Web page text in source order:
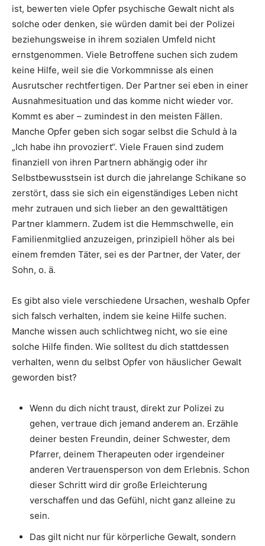
ist, bewerten viele Opfer psychische Gewalt nicht als
solche oder denken, sie würden damit bei der Polizei
beziehungsweise in ihrem sozialen Umfeld nicht
ernstgenommen. Viele Betroffene suchen sich zudem
keine Hilfe, weil sie die Vorkommnisse als einen
Ausrutscher rechtfertigen. Der Partner sei eben in einer
Ausnahmesituation und das komme nicht wieder vor.
Kommt es aber – zumindest in den meisten Fällen.
Manche Opfer geben sich sogar selbst die Schuld à la
„Ich habe ihn provoziert“. Viele Frauen sind zudem
finanziell von ihren Partnern abhängig oder ihr
Selbstbewusstsein ist durch die jahrelange Schikane so
zerstört, dass sie sich ein eigenständiges Leben nicht
mehr zutrauen und sich lieber an den gewalttätigen
Partner klammern. Zudem ist die Hemmschwelle, ein
Familienmitglied anzuzeigen, prinzipiell höher als bei
einem fremden Täter, sei es der Partner, der Vater, der
Sohn, o. ä.
Es gibt also viele verschiedene Ursachen, weshalb Opfer
sich falsch verhalten, indem sie keine Hilfe suchen.
Manche wissen auch schlichtweg nicht, wo sie eine
solche Hilfe finden. Wie solltest du dich stattdessen
verhalten, wenn du selbst Opfer von häuslicher Gewalt
geworden bist?
Wenn du dich nicht traust, direkt zur Polizei zu
gehen, vertraue dich jemand anderem an. Erzähle
deiner besten Freundin, deiner Schwester, dem
Pfarrer, deinem Therapeuten oder irgendeiner
anderen Vertrauensperson von dem Erlebnis. Schon
dieser Schritt wird dir große Erleichterung
verschaffen und das Gefühl, nicht ganz alleine zu
sein.
Das gilt nicht nur für körperliche Gewalt, sondern